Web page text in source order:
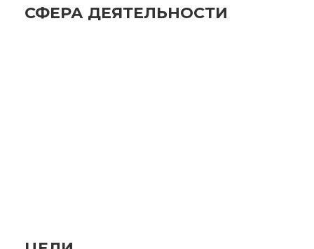
СФЕРА ДЕЯТЕЛЬНОСТИ